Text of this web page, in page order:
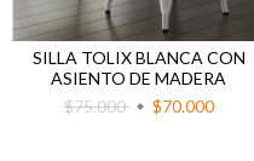
SILLA TOLIX BLANCA CON
ASIENTO DE MADERA
$75.000
$70.000